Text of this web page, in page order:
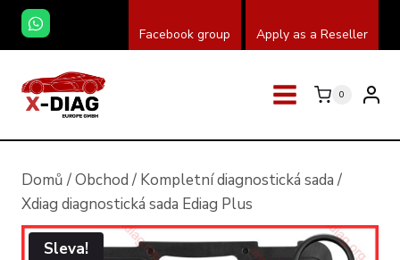
Přeskočit
Facebook group Apply as a Reseller
0
Domů /Obchod / Kompletní diagnostická sada /
Xdiag diagnostická sada Ediag Plus
Sleva!